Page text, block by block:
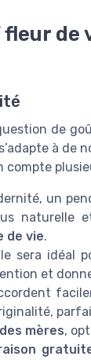
de
de
à de
compte
un
naturelle
de vie.
sera idéal
et
mères,